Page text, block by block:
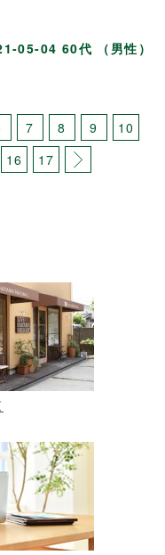
05-04 60代 （男性）
7 8 9
10
16 17